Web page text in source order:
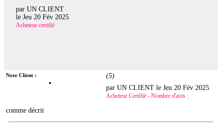
par UN CLIENT
le Jeu 20 Fév 2025
Acheteur certifié
Note Client : (5)
par UN CLIENT leJeu 20 Fév 2025
Acheteur Certifié - Nombre d'avis :
comme décrit